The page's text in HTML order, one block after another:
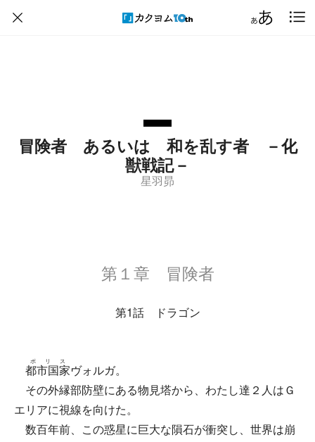
冒険者 あるいは 和を乱す者 －化
獣戦記－
星羽昴
第１章 冒険者
第1話 ドラゴン
都市国家
ポリス
ヴォルガ。
その外縁部防壁にある物見塔から、わたし達２人はＧ
エリアに視線を向けた。
数百年前、この惑星に巨大な隕石が衝突し、世界は崩